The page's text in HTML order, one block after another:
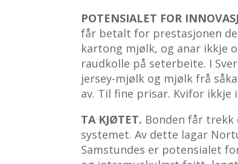
POTENSIALET FOR
får betalt for prestasjonen
kartong mjølk, og anar ikkje
raudkolle på seterbeite. I
jersey-mjølk og mjølk frå
av. Til fine prisar. Kvifor ikkje
TA KJØTET. Bonden får
systemet. Av dette lagar
Samstundes er potensialet